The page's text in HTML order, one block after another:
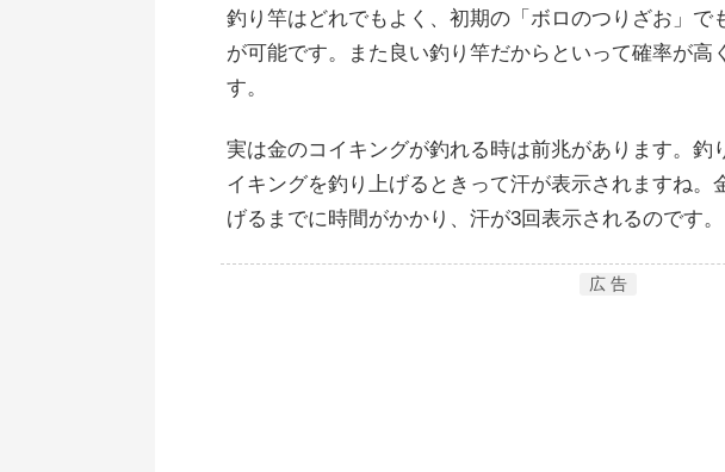
釣り竿はどれでもよく、初期の「ボロのつりざお」で
が可能です。また良い釣り竿だからといって確率が高
す。
実は金のコイキングが釣れる時は前兆があります。釣
イキングを釣り上げるときって汗が表示されますね。
げるまでに時間がかかり、汗が3回表示されるのです。
広 告